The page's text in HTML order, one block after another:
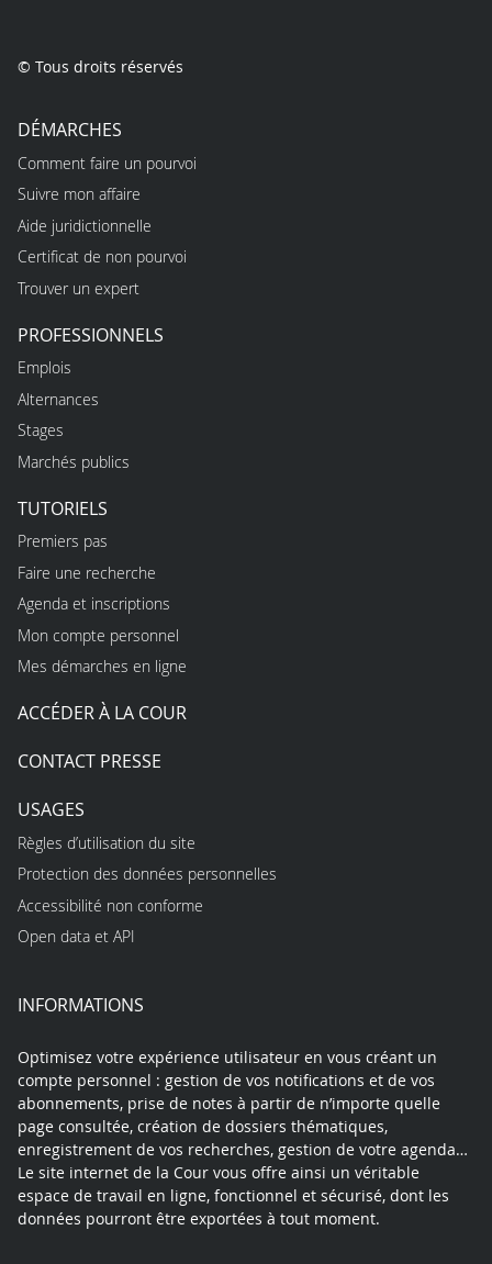
© Tous droits réservés
DÉMARCHES
Comment faire un pourvoi
Suivre mon affaire
Aide juridictionnelle
Certificat de non pourvoi
Trouver un expert
PROFESSIONNELS
Emplois
Alternances
Stages
Marchés publics
TUTORIELS
Premiers pas
Faire une recherche
Agenda et inscriptions
Mon compte personnel
Mes démarches en ligne
ACCÉDER À LA COUR
CONTACT PRESSE
USAGES
Règles d’utilisation du site
Protection des données personnelles
Accessibilité non conforme
Open data et API
INFORMATIONS
Optimisez votre expérience utilisateur en vous créant un
compte personnel : gestion de vos notifications et de vos
abonnements, prise de notes à partir de n’importe quelle
page consultée, création de dossiers thématiques,
enregistrement de vos recherches, gestion de votre agenda…
Le site internet de la Cour vous offre ainsi un véritable
espace de travail en ligne, fonctionnel et sécurisé, dont les
données pourront être exportées à tout moment.